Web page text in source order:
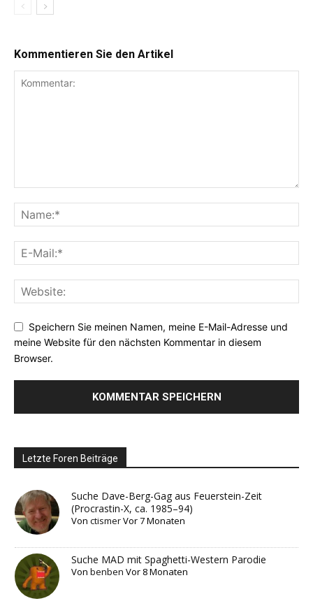
Kommentieren Sie den Artikel
Speichern Sie meinen Namen, meine E-Mail-Adresse und
meine Website für den nächsten Kommentar in diesem
Browser.
Letzte Foren Beiträge
Suche Dave-Berg-Gag aus Feuerstein-Zeit
(Procrastin-X, ca. 1985–94)
VonctismerVor 7 Monaten
Suche MAD mit Spaghetti-Western Parodie
Vonbenben Vor 8 Monaten